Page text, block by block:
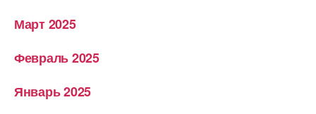
Март 2025
Февраль 2025
Январь 2025